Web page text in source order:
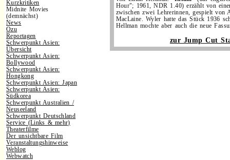
Kurzkritiken
Midnite Movies
(demnächst)
News
Ozu
Reportagen
Schwerpunkt Asien:
Übersicht
Schwerpunkt Asien:
Bollywood
Schwerpunkt Asien:
Hongkong
Schwerpunkt Asien: Japan
Schwerpunkt Asien:
Südkorea
Schwerpunkt Australien /
Neuseeland
Schwerpunkt Deutschland
Service (Links & mehr)
Theaterfilme
Der unsichtbare Film
Veranstaltungshinweise
Weblog
Webwatch
Hour"; 1961, NDR 1.40) erzählt von
zwischen zwei Lehrerinnen, gespielt von
MacLaine. Wyler hatte das Stück 1936
Hellman mochte aber auch die neue
zur Jump Cut